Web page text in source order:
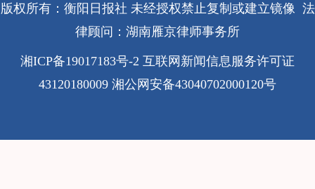
版权所有：衡阳日报社 未经授权禁止复制或建立镜像 法
律顾问：湖南雁京律师事务所
湘ICP备19017183号-2 互联网新闻信息服务许可证
43120180009 湘公网安备43040702000120号